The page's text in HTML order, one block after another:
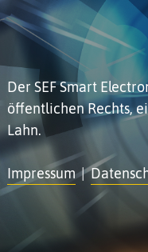
Der SEF Smart
öffentlichen Rechts,
Lahn.
Impressum